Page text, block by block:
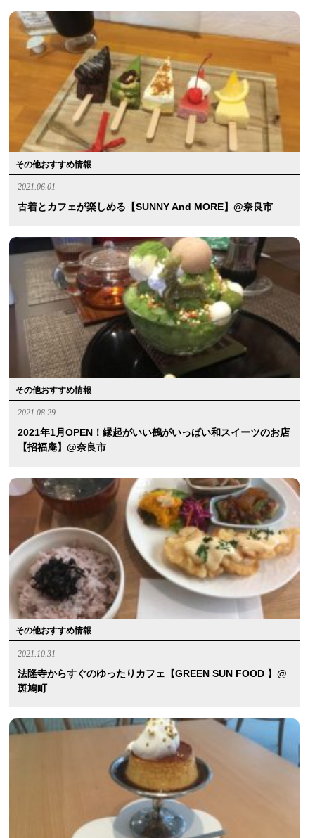
その他おすすめ情報
2021.06.01
古着とカフェが楽しめる【SUNNY And MORE】@奈良市
その他おすすめ情報
2021.08.29
2021年1月OPEN！縁起がいい鶴がいっぱい和スイーツのお店
【招福庵】@奈良市
その他おすすめ情報
2021.10.31
法隆寺からすぐのゆったりカフェ【GREEN SUN FOOD 】@
斑鳩町